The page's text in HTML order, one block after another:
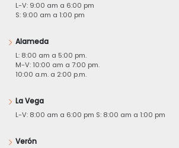
L-V: 9:00 am a 6:00 pm
S: 9:00 am a 1:00 pm
Alameda
L: 8:00 am a 5:00 pm.
M-V: 10:00 am a 7:00 pm.
10:00 a.m. a 2:00 p.m.
La Vega
L-V: 8:00 am a 6:00 pm S: 8:00 am a 1:00 pm
Verón